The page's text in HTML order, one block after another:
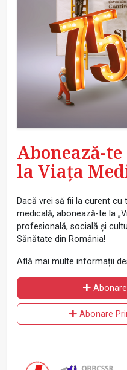
Abonează-te
la Viața
Dacă vrei să fii la curent
medicală, abonează-te la
profesională, socială și
Sănătate din România!
Află mai multe informații
Abonare